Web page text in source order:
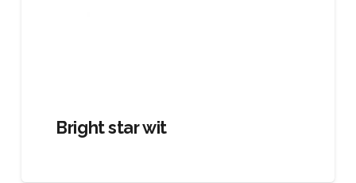
Bright star wit